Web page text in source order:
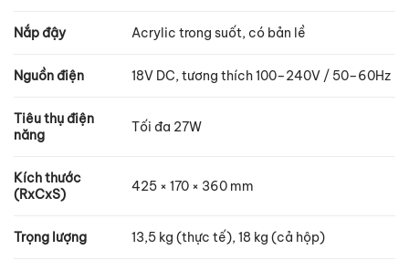
Nắp đậy Acrylic trong suốt, có bản lề
Nguồn điện 18V DC, tương thích 100–240V / 50–60Hz
Tiêu thụ điện
năng
Tối đa 27W
Kích thước
(RxCxS)
425 × 170 × 360 mm
Trọng lượng 13,5 kg (thực tế), 18 kg (cả hộp)